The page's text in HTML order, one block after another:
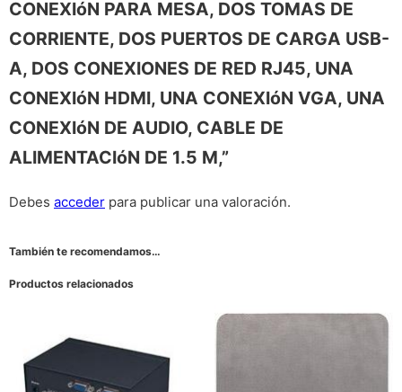
CONEXIóN PARA MESA, DOS TOMAS DE
CORRIENTE, DOS PUERTOS DE CARGA USB-
A, DOS CONEXIONES DE RED RJ45, UNA
CONEXIóN HDMI, UNA CONEXIóN VGA, UNA
CONEXIóN DE AUDIO, CABLE DE
ALIMENTACIóN DE 1.5 M,”
Debes acceder para publicar una valoración.
También te recomendamos…
Productos relacionados